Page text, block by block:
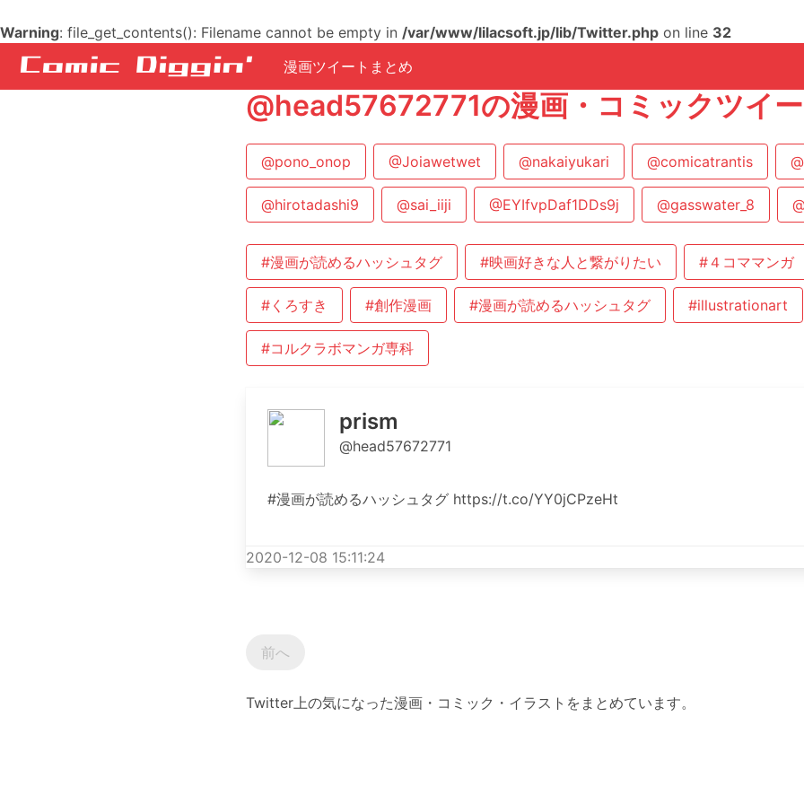
Warning: file_get_contents(): Filename cannot be empty in /var/www/lilacsoft.jp/lib/Twitter.php on line 32
漫画ツイートまとめ
@head57672771の漫画・コミックツイ
@pono_onop @Joiawetwet @nakaiyukari @comicatrantis
@hirotadashi9 @sai_iiji @EYIfvpDaf1DDs9j @gasswater_8
#漫画が読めるハッシュタグ #映画好きな人と繋がりたい #４コママンガ
#くろすき #創作漫画 #漫画が読めるハッシュタグ #illustrationart
#コルクラボマンガ専科
prism
@head57672771
#漫画が読めるハッシュタグ https://t.co/YY0jCPzeHt
2020-12-08 15:11:24
前へ
Twitter上の気になった漫画・コミック・イラストをまとめています。